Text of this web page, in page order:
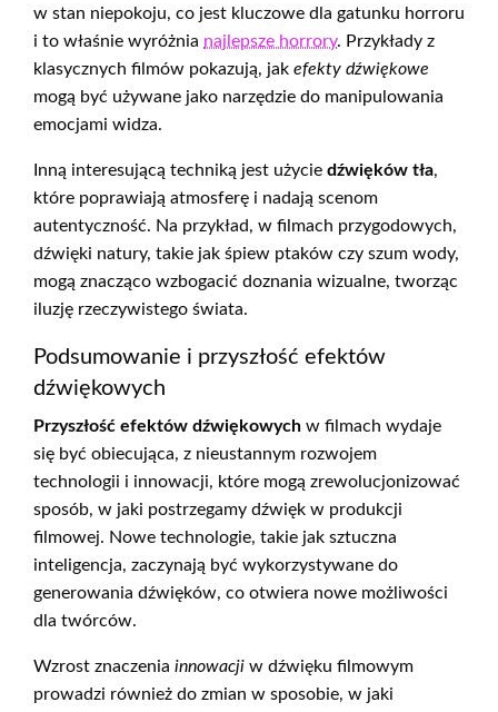
w stan niepokoju, co jest kluczowe dla gatunku horroru
i to właśnie wyróżnia najlepsze horrory. Przykłady z
klasycznych filmów pokazują, jak efekty dźwiękowe
mogą być używane jako narzędzie do manipulowania
emocjami widza.
Inną interesującą techniką jest użycie dźwięków tła,
które poprawiają atmosferę i nadają scenom
autentyczność. Na przykład, w filmach przygodowych,
dźwięki natury, takie jak śpiew ptaków czy szum wody,
mogą znacząco wzbogacić doznania wizualne, tworząc
iluzję rzeczywistego świata.
Podsumowanie i przyszłość efektów
dźwiękowych
Przyszłość efektów dźwiękowych w filmach wydaje
się być obiecująca, z nieustannym rozwojem
technologii i innowacji, które mogą zrewolucjonizować
sposób, w jaki postrzegamy dźwięk w produkcji
filmowej. Nowe technologie, takie jak sztuczna
inteligencja, zaczynają być wykorzystywane do
generowania dźwięków, co otwiera nowe możliwości
dla twórców.
Wzrost znaczenia innowacji w dźwięku filmowym
prowadzi również do zmian w sposobie, w jaki